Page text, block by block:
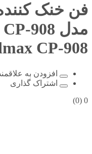
فن خنک
مدل Raidmax CP-908
CP-908
افزودن به
اشتراک گذاری
0
(0)